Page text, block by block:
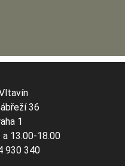
36
1
13.00-18.00
930 340